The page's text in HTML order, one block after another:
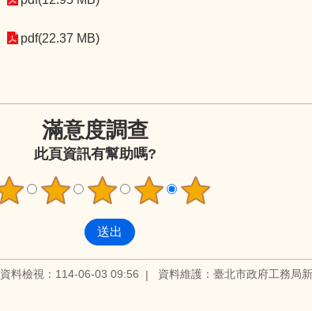
pdf(22.37 MB)
滿意度調查
此頁資訊有幫助嗎?
資料檢視：114-06-03 09:56 資料維護：臺北市政府工務局